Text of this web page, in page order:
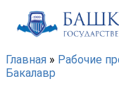
Перейти к
Вы здесь
Главная » Рабочие
Бакалавр